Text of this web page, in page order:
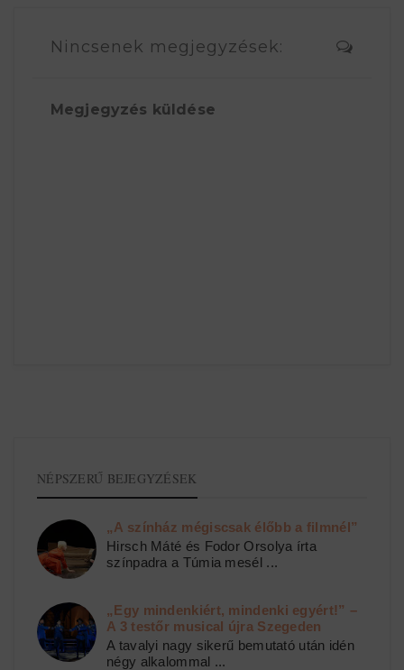
Nincsenek megjegyzések:
Megjegyzés küldése
NÉPSZERŰ BEJEGYZÉSEK
„A színház mégiscsak élőbb a filmnél”
Hirsch Máté és Fodor Orsolya írta
színpadra a Túmia mesél ...
„Egy mindenkiért, mindenki egyért!” –
A 3 testőr musical újra Szegeden
A tavalyi nagy sikerű bemutató után idén
négy alkalommal ...